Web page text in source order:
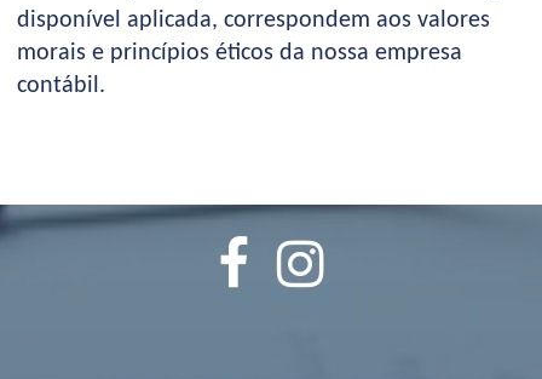
disponível aplicada, correspondem aos valores
morais e princípios éticos da nossa empresa
contábil.